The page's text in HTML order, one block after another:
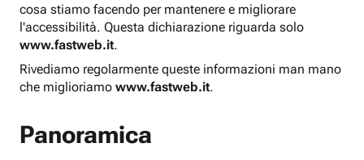
cosa stiamo facendo per mantenere e migliorare
l'accessibilità. Questa dichiarazione riguarda solo
www.fastweb.it.
Rivediamo regolarmente queste informazioni man mano
che miglioriamo www.fastweb.it.
Panoramica